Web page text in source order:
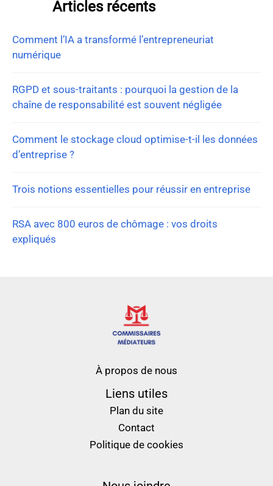
Articles récents
Comment l’IA a transformé l’entrepreneuriat
numérique
RGPD et sous-traitants : pourquoi la gestion de la
chaîne de responsabilité est souvent négligée
Comment le stockage cloud optimise-t-il les données
d’entreprise ?
Trois notions essentielles pour réussir en entreprise
RSA avec 800 euros de chômage : vos droits
expliqués
À propos de nous
Liens utiles
Plan du site
Contact
Politique de cookies